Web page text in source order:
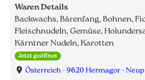
Waren Details
Backwachs, Bärenfang, Bohnen,
Fleischnudeln, Gemüse,
Kärntner Nudeln, Karotten
Jetzt geöffnet
Österreich - 9620 Hermagor -